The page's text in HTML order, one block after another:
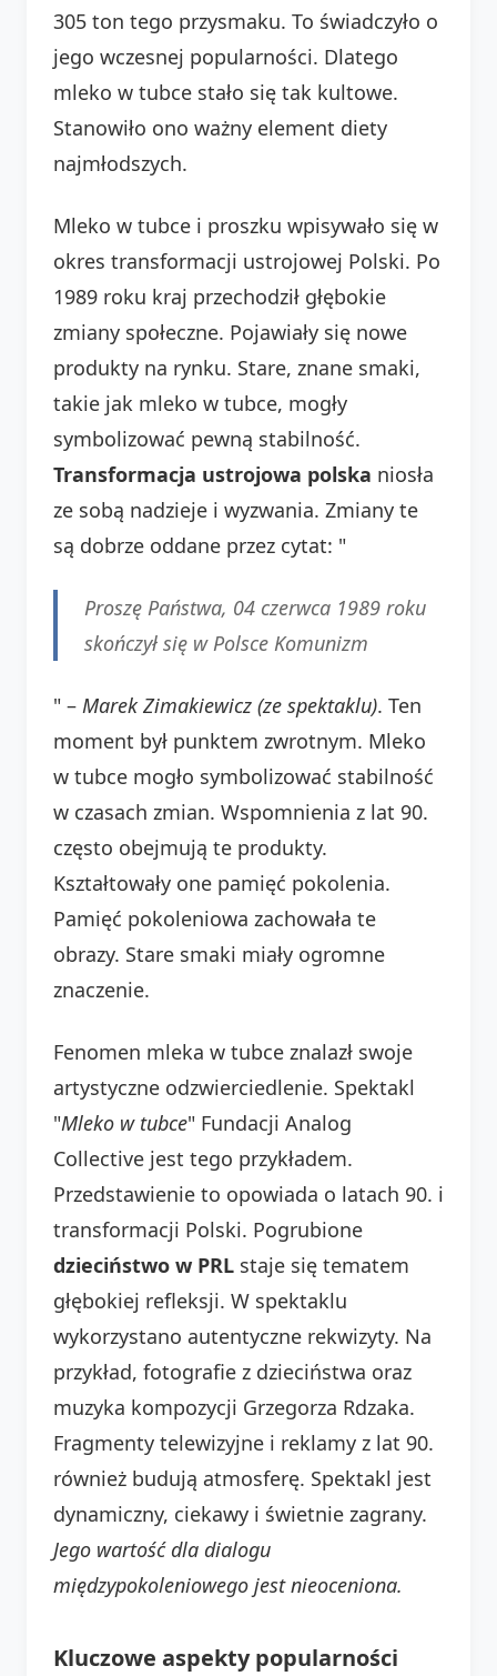
305 ton tego przysmaku. To świadczyło o
jego wczesnej popularności. Dlatego
mleko w tubce stało się tak kultowe.
Stanowiło ono ważny element diety
najmłodszych.
Mleko w tubce i proszku wpisywało się w
okres transformacji ustrojowej Polski. Po
1989 roku kraj przechodził głębokie
zmiany społeczne. Pojawiały się nowe
produkty na rynku. Stare, znane smaki,
takie jak mleko w tubce, mogły
symbolizować pewną stabilność.
Transformacja ustrojowa polska niosła
ze sobą nadzieje i wyzwania. Zmiany te
są dobrze oddane przez cytat: "
Proszę Państwa, 04 czerwca 1989 roku
skończył się w Polsce Komunizm
" – Marek Zimakiewicz (ze spektaklu). Ten
moment był punktem zwrotnym. Mleko
w tubce mogło symbolizować stabilność
w czasach zmian. Wspomnienia z lat 90.
często obejmują te produkty.
Kształtowały one pamięć pokolenia.
Pamięć pokoleniowa zachowała te
obrazy. Stare smaki miały ogromne
znaczenie.
Fenomen mleka w tubce znalazł swoje
artystyczne odzwierciedlenie. Spektakl
"Mleko w tubce" Fundacji Analog
Collective jest tego przykładem.
Przedstawienie to opowiada o latach 90. i
transformacji Polski. Pogrubione
dzieciństwo w PRL staje się tematem
głębokiej refleksji. W spektaklu
wykorzystano autentyczne rekwizyty. Na
przykład, fotografie z dzieciństwa oraz
muzyka kompozycji Grzegorza Rdzaka.
Fragmenty telewizyjne i reklamy z lat 90.
również budują atmosferę. Spektakl jest
dynamiczny, ciekawy i świetnie zagrany.
Jego wartość dla dialogu
międzypokoleniowego jest nieoceniona.
Kluczowe aspekty popularności